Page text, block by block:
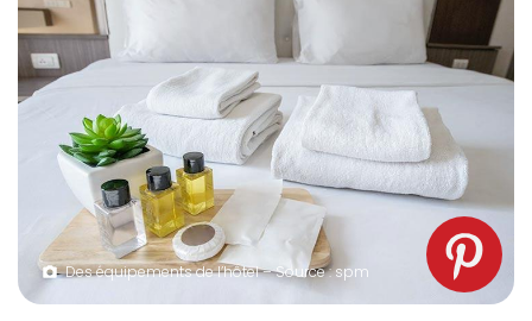
Des équipements de l’hôtel – Source : spm